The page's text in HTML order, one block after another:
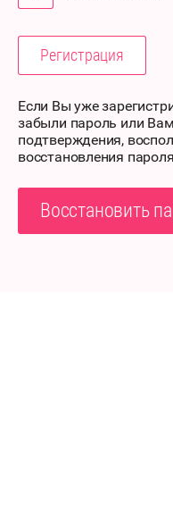
Регистрация
Если Вы уже
забыли пароль или
подтверждения,
восстановления
Восстановить